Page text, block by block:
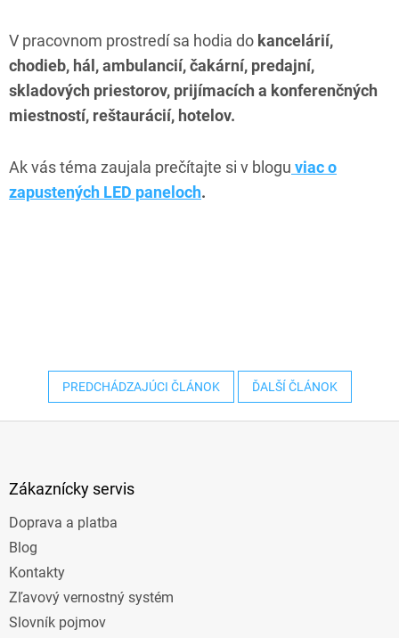
V pracovnom prostredí sa hodia do kancelárií,
chodieb, hál, ambulancií, čakární, predajní,
skladových priestorov, prijímacích a konferenčných
miestností, reštaurácií, hotelov.
Ak vás téma zaujala prečítajte si v blogu viac o
zapustených LED paneloch.
PREDCHÁDZAJÚCI ČLÁNOK ĎALŠÍ ČLÁNOK
Zákaznícky servis
Doprava a platba
Blog
Kontakty
Zľavový vernostný systém
Slovník pojmov